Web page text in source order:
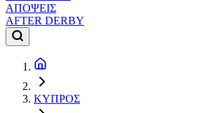
ΑΠΟΨΕΙΣ
AFTER DERBY
ΚΥΠΡΟΣ